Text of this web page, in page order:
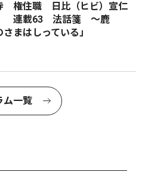
権住職 日比（ヒビ）宣仁
） 連載63 法話箋 〜鹿
まはしっている」
ム一覧